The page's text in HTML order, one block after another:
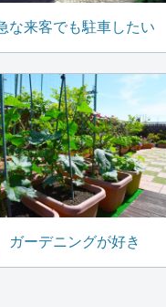
な来客でも駐車したい
ガーデニングが好き